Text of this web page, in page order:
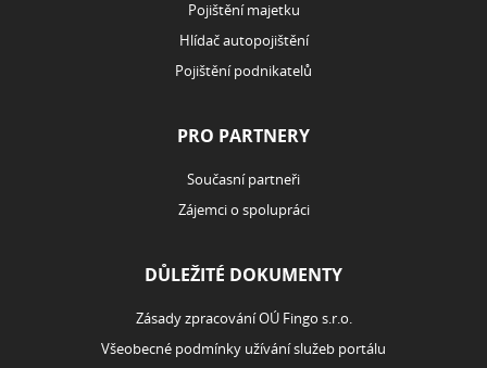
Pojištění majetku
Hlídač autopojištění
Pojištění podnikatelů
PRO PARTNERY
Současní partneři
Zájemci o spolupráci
DŮLEŽITÉ DOKUMENTY
Zásady zpracování OÚ Fingo s.r.o.
Všeobecné podmínky užívání služeb portálu